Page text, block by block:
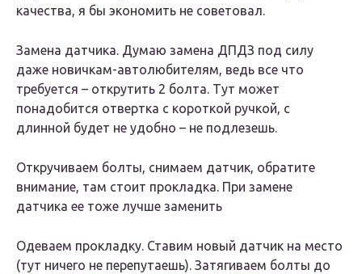
качества, я бы экономить не советовал.
Замена датчика. Думаю замена ДПДЗ под силу
даже новичкам-автолюбителям, ведь все что
требуется – открутить 2 болта. Тут может
понадобится отвертка с короткой ручкой, с
длинной будет не удобно – не подлезешь.
Откручиваем болты, снимаем датчик, обратите
внимание, там стоит прокладка. При замене
датчика ее тоже лучше заменить
Одеваем прокладку. Ставим новый датчик на место
(тут ничего не перепутаешь). Затягиваем болты до